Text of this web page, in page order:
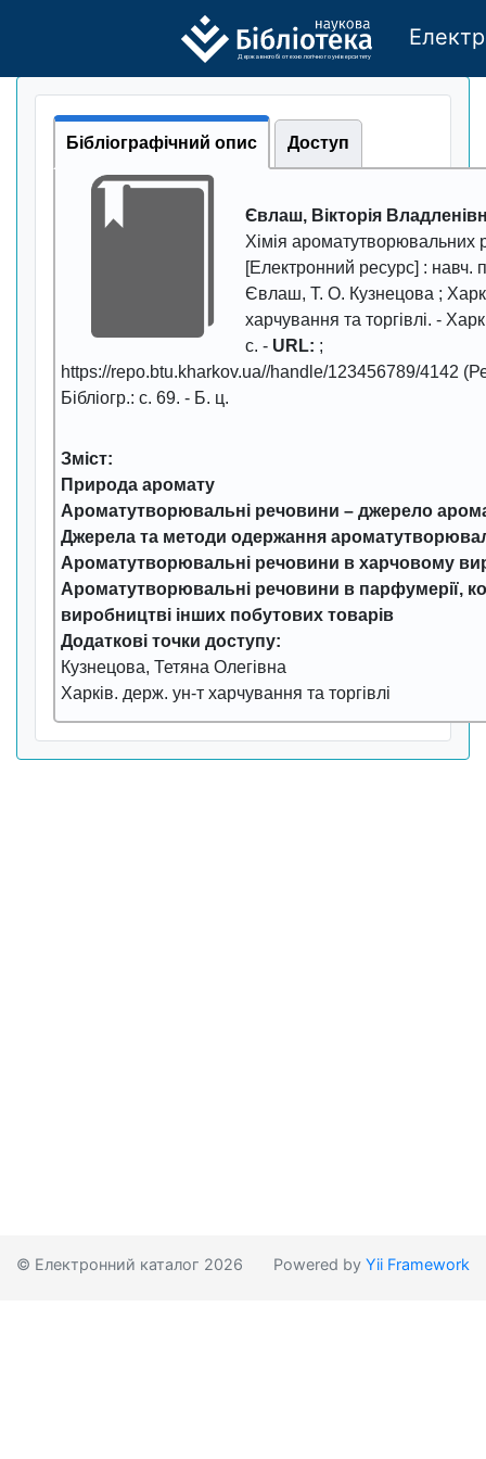
Державного бі отехно логічно го універси тету
Бібліографічний опис Доступ
Євлаш, Вікторія
Хімія ароматутворювальних
[Електронний ресурс] : навч.
Євлаш, Т. О. Кузнецова ;
харчування та торгівлі. -
с. - URL: ;
https://repo.btu.kharkov.ua//handle/123456789/4142
Бібліогр.: с. 69. - Б. ц.
Зміст:
Природа аромату
Ароматутворювальні речовини – джерело
Джерела та методи одержання
Ароматутворювальні речовини в харчовому
Ароматутворювальні речовини в парфумерії,
виробництві інших побутових товарів
Додаткові точки доступу:
Кузнецова, Тетяна Олегівна
Харків. держ. ун-т харчування та торгівлі
© Електронний каталог 2026 Powered by Yii Framework